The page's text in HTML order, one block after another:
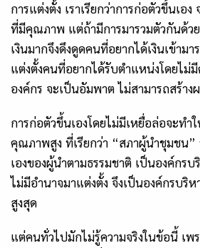
การแต่งตั้ง เราเรียกว่าการก่อตัวขึ้นเอง
ที่มีคุณภาพ แต่ถ้ามีการมารวมตัวกันด้ว
เงินมากจึงดึงดูดคนที่อยากได้เงินเข้าม
แต่งตั้งคนที่อยากได้รับตำแหน่งโดยไม่
องค์กร จะเป็นอัมพาต ไม่สามารถสร้าง
การก่อตัวขึ้นเองโดยไม่มีเหยื่อล่อจะทำ
คุณภาพสูง ที่เรียกว่า “สภาผู้นำชุมชน”
เองของผู้นำตามธรรมชาติ เป็นองค์กร
ไม่มีอำนาจมาแต่งตั้ง จึงเป็นองค์กรบริ
สูงสุด
แต่คนทั่วไปมักไม่รู้ความจริงในข้อนี้ เพ